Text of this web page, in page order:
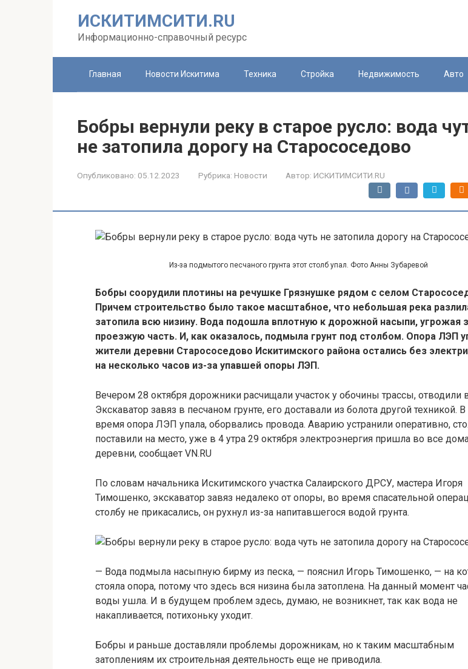
ИСКИТИМСИТИ.RU
Информационно-справочный ресурс
Главная Новости Искитима Техника Стройка Недвижимость Авто
Бобры вернули реку в старое русло: вода
не затопила дорогу на Старососедово
Опубликовано: 05.12.2023 Рубрика: Новости Автор: ИСКИТИМСИТИ.RU
Из-за подмытого песчаного грунта этот столб упал. Фото Анны Зубаревой
Бобры соорудили плотины на речушке Грязнушке рядом с селом
Причем строительство было такое масштабное, что небольшая река
затопила всю низину. Вода подошла вплотную к дорожной насыпи, угрожая
проезжую часть. И, как оказалось, подмыла грунт под столбом. Опора ЛЭП
жители деревни Старососедово Искитимского района остались без
на несколько часов из-за упавшей опоры ЛЭП.
Вечером 28 октября дорожники расчищали участок у обочины трассы, отводили
Экскаватор завяз в песчаном грунте, его доставали из болота другой техникой. В
время опора ЛЭП упала, оборвались провода. Аварию устранили оперативно,
поставили на место, уже в 4 утра 29 октября электроэнергия пришла во все
деревни, сообщает VN.RU
По словам начальника Искитимского участка Салаирского ДРСУ, мастера Игоря
Тимошенко, экскаватор завяз недалеко от опоры, во время спасательной
столбу не прикасались, он рухнул из-за напитавшегося водой грунта.
— Вода подмыла насыпную бирму из песка, — пояснил Игорь Тимошенко, — на
стояла опора, потому что здесь вся низина была затоплена. На данный момент
воды ушла. И в будущем проблем здесь, думаю, не возникнет, так как вода не
накапливается, потихоньку уходит.
Бобры и раньше доставляли проблемы дорожникам, но к таким масштабным
затоплениям их строительная деятельность еще не приводила.